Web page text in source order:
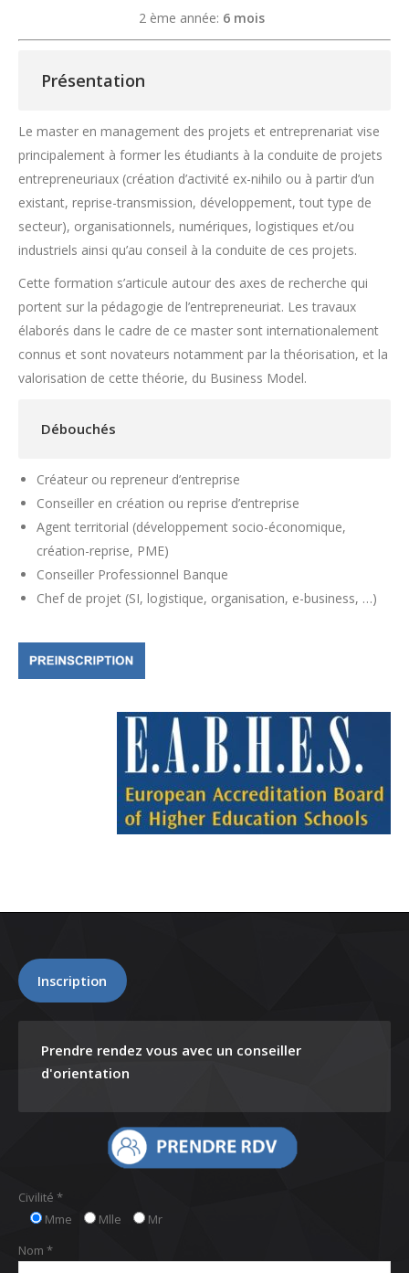
2 ème année: 6 mois
Présentation
Le master en management des projets et entreprenariat vise
principalement à former les étudiants à la conduite de projets
entrepreneuriaux (création d’activité ex-nihilo ou à partir d’un
existant, reprise-transmission, développement, tout type de
secteur), organisationnels, numériques, logistiques et/ou
industriels ainsi qu’au conseil à la conduite de ces projets.
Cette formation s’articule autour des axes de recherche qui
portent sur la pédagogie de l’entrepreneuriat. Les travaux
élaborés dans le cadre de ce master sont internationalement
connus et sont novateurs notamment par la théorisation, et la
valorisation de cette théorie, du Business Model.
Débouchés
Créateur ou repreneur d’entreprise
Conseiller en création ou reprise d’entreprise
Agent territorial (développement socio-économique,
création-reprise, PME)
Conseiller Professionnel Banque
Chef de projet (SI, logistique, organisation, e-business, …)
Inscription
Prendre rendez vous avec un conseiller
d'orientation
Civilité *
Mme
Mlle
Mr
Nom *